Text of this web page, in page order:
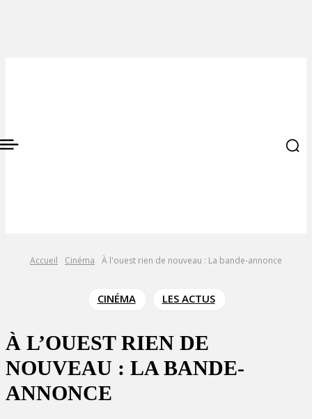
Accueil Cinéma À l'ouest rien de nouveau : La bande-annonce
CINÉMA LES ACTUS
À L’OUEST RIEN DE
NOUVEAU : LA BANDE-
ANNONCE